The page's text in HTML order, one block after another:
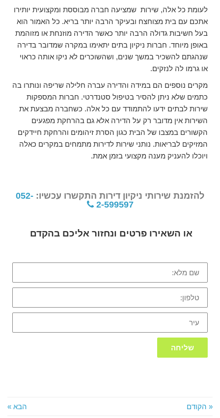
לעומת כל אלה, שירות שמציעה חברה מבוססת ומקצועית יותירו
אתכם עם בית מצוחצח ובעיקר הרבה יותר בריא. כל האמור הוא
בעל חשיבות גדולה הרבה יותר כאשר הדירה מוזנחת או מזוהמת
באופן מיוחד. חברות ניקיון בתים יתאימו במקרה שמדובר בדירה
שנהגתם להשכיר במשך שנים, ושהשוכרים לא ניקו אותה כראוי
או גרמו לה לנזקים.
מקרים נוספים הם במידה והדירה עברה חלילה שריפה ונותרו בה
כתמים שלא ניתן להסיר בטיפול סטנדרטי. חברות המספקות
שירות לבתים ידעו להתמודד עם כל אלה. כשחברה מבצעת את
השירות אין מדובר רק על הדירה אלא גם בהרחקת מפגעים
הקשורים במצבו של הבית כגון הסרת זיהומים והרחקת חיידקים
המזיקים לבריאות. נותני שירות לדירות מתמחים במקרים כאלה
ויוכלו להעניק מענה מקצועי בזמן אמת.
להזמנת שירותי ניקיון דירות התקשרו עכשיו: 052-
2-599597
או השאירו פרטים ונחזור אליכם בהקדם
שם
מלא:
טלפון:
עיר
שליחה
« הקודם הבא »